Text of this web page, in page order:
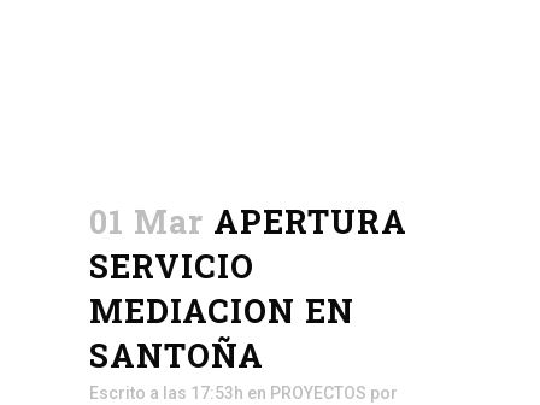
01 Mar APERTURA
SERVICIO
MEDIACION EN
SANTOÑA
Escrito a las 17:53h en PROYECTOS por